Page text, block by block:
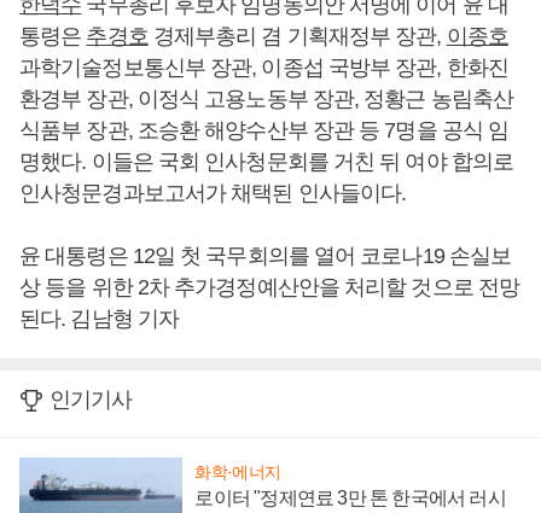
한덕수 국무총리 후보자 임명동의안 서명에 이어 윤 대
통령은 추경호경제부총리 겸 기획재정부 장관, 이종호
과학기술정보통신부 장관, 이종섭 국방부 장관, 한화진
환경부 장관, 이정식 고용노동부 장관, 정황근 농림축산
식품부 장관, 조승환 해양수산부 장관 등 7명을 공식 임
명했다. 이들은 국회 인사청문회를 거친 뒤 여야 합의로
인사청문경과보고서가 채택된 인사들이다.
윤 대통령은 12일 첫 국무회의를 열어 코로나19 손실보
상 등을 위한 2차 추가경정예산안을 처리할 것으로 전망
된다. 김남형 기자
인기기사
화학·에너지
로이터 "정제연료 3만 톤 한국에서 러시